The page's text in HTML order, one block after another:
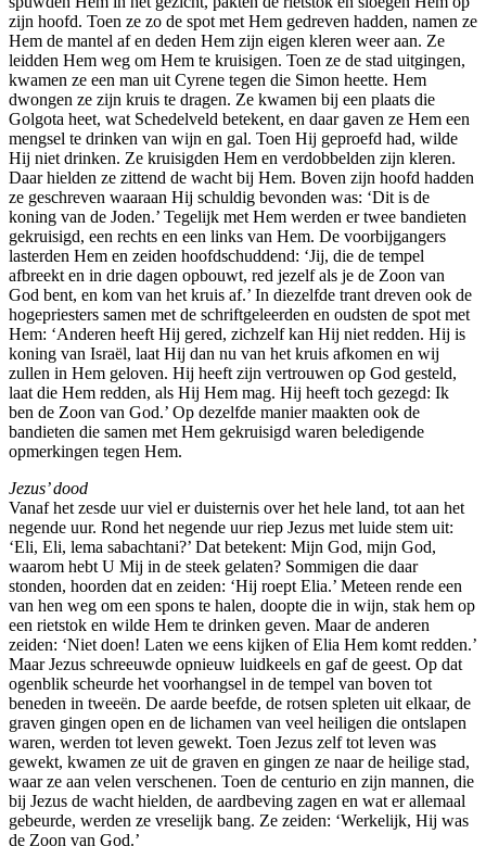
zijn hoofd. Toen ze zo de spot met Hem gedreven hadden, namen ze
Hem de mantel af en deden Hem zijn eigen kleren weer aan. Ze
leidden Hem weg om Hem te kruisigen. Toen ze de stad uitgingen,
kwamen ze een man uit Cyrene tegen die Simon heette. Hem
dwongen ze zijn kruis te dragen. Ze kwamen bij een plaats die
Golgota heet, wat Schedelveld betekent, en daar gaven ze Hem een
mengsel te drinken van wijn en gal. Toen Hij geproefd had, wilde
Hij niet drinken. Ze kruisigden Hem en verdobbelden zijn kleren.
Daar hielden ze zittend de wacht bij Hem. Boven zijn hoofd hadden
ze geschreven waaraan Hij schuldig bevonden was: ‘Dit is de
koning van de Joden.’ Tegelijk met Hem werden er twee bandieten
gekruisigd, een rechts en een links van Hem. De voorbijgangers
lasterden Hem en zeiden hoofdschuddend: ‘Jij, die de tempel
afbreekt en in drie dagen opbouwt, red jezelf als je de Zoon van
God bent, en kom van het kruis af.’ In diezelfde trant dreven ook de
hogepriesters samen met de schriftgeleerden en oudsten de spot met
Hem: ‘Anderen heeft Hij gered, zichzelf kan Hij niet redden. Hij is
koning van Israël, laat Hij dan nu van het kruis afkomen en wij
zullen in Hem geloven. Hij heeft zijn vertrouwen op God gesteld,
laat die Hem redden, als Hij Hem mag. Hij heeft toch gezegd: Ik
ben de Zoon van God.’ Op dezelfde manier maakten ook de
bandieten die samen met Hem gekruisigd waren beledigende
opmerkingen tegen Hem.
Jezus’ dood
Vanaf het zesde uur viel er duisternis over het hele land, tot aan het
negende uur. Rond het negende uur riep Jezus met luide stem uit:
‘Eli, Eli, lema sabachtani?’ Dat betekent: Mijn God, mijn God,
waarom hebt U Mij in de steek gelaten? Sommigen die daar
stonden, hoorden dat en zeiden: ‘Hij roept Elia.’ Meteen rende een
van hen weg om een spons te halen, doopte die in wijn, stak hem op
een rietstok en wilde Hem te drinken geven. Maar de anderen
zeiden: ‘Niet doen! Laten we eens kijken of Elia Hem komt redden.’
Maar Jezus schreeuwde opnieuw luidkeels en gaf de geest. Op dat
ogenblik scheurde het voorhangsel in de tempel van boven tot
beneden in tweeën. De aarde beefde, de rotsen spleten uit elkaar, de
graven gingen open en de lichamen van veel heiligen die ontslapen
waren, werden tot leven gewekt. Toen Jezus zelf tot leven was
gewekt, kwamen ze uit de graven en gingen ze naar de heilige stad,
waar ze aan velen verschenen. Toen de centurio en zijn mannen, die
bij Jezus de wacht hielden, de aardbeving zagen en wat er allemaal
gebeurde, werden ze vreselijk bang. Ze zeiden: ‘Werkelijk, Hij was
de Zoon van God.’